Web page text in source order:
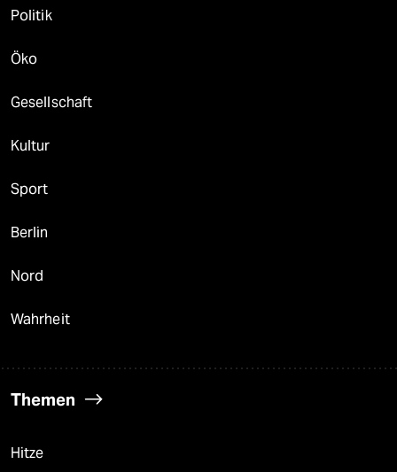
Politik
Öko
Gesellschaft
Kultur
Sport
Berlin
Nord
Wahrheit
Themen
Hitze